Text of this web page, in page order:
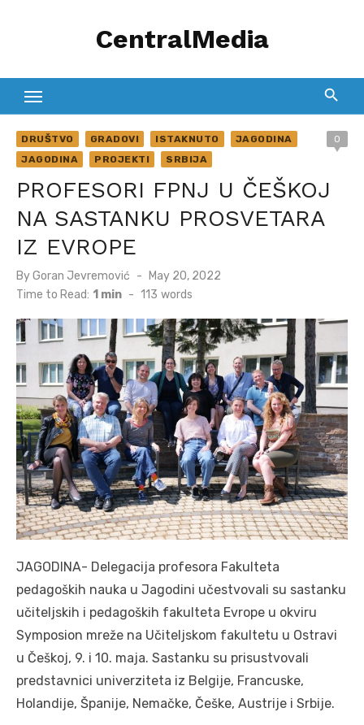
CentralMedia
DRUŠTVO GRADOVI ISTAKNUTO
JAGODINA
JAGODINA
PROJEKTI SRBIJA
0
PROFESORI FPNJ U ČEŠKOJ
NA SASTANKU PROSVETARA
IZ EVROPE
ByGoran Jevremović
Posted
on
May 20, 2022
Time to Read: 1 min - 113 words
JAGODINA- Delegacija profesora Fakulteta
pedagoških nauka u Jagodini učestvovali su sastanku
učiteljskih i pedagoških fakulteta Evrope u okviru
Symposion mreže na Učiteljskom fakultetu u Ostravi
u Češkoj, 9. i 10. maja. Sastanku su prisustvovali
predstavnici univerziteta iz Belgije, Francuske,
Holandije, Španije, Nemačke, Češke, Austrije i Srbije.